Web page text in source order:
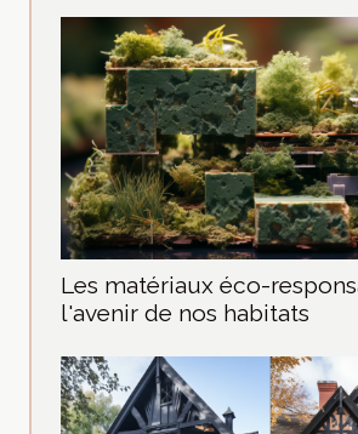
Les matériaux éco-
l'avenir de nos habitats